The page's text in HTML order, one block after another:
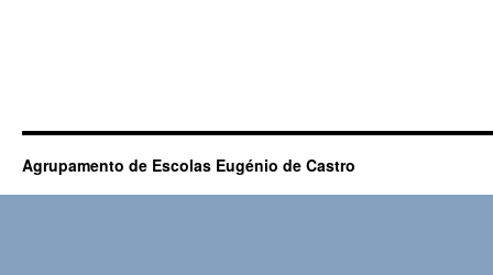
Agrupamento de Escolas Eugénio de Castro